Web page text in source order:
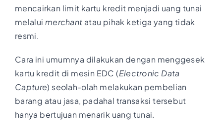
mencairkan limit kartu kredit menjadi uang tunai
melalui merchant atau pihak ketiga yang tidak
resmi.
Cara ini umumnya dilakukan dengan menggesek
kartu kredit di mesin EDC (Electronic Data
Capture) seolah-olah melakukan pembelian
barang atau jasa, padahal transaksi tersebut
hanya bertujuan menarik uang tunai.